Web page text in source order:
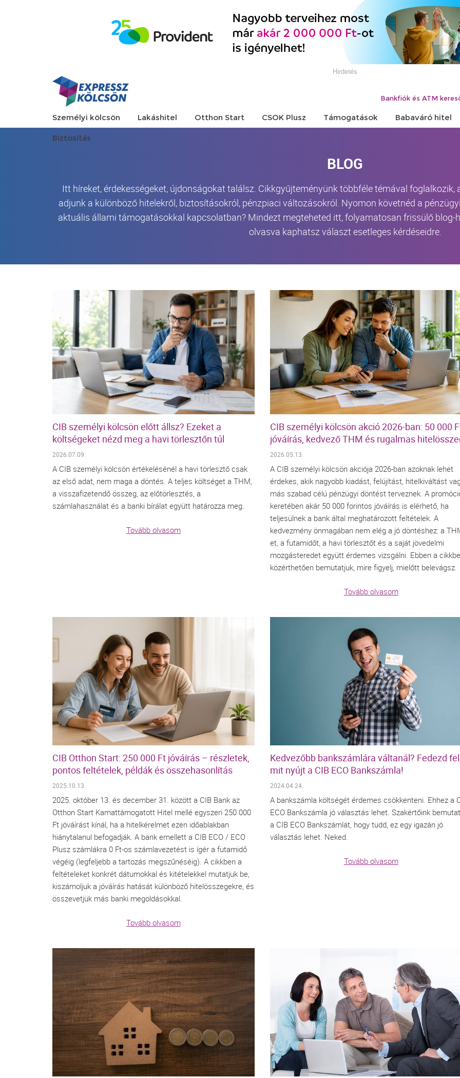
Hirdetés
Bankfiók és ATM
Személyi kölcsön Lakáshitel Otthon Start CSOK Plusz Támogatások Babaváró hitel
Biztosítás
BLOG
Itt híreket, érdekességeket, újdonságokat találsz. Cikkgyűjteményünk többféle témával
adjunk a különböző hitelekről, biztosításokról, pénzpiaci változásokról. Nyomon követnéd a
aktuális állami támogatásokkal kapcsolatban? Mindezt megteheted itt, folyamatosan frissülő
olvasva kaphatsz választ esetleges kérdéseidre.
CIB személyi kölcsön előtt állsz? Ezeket a
költségeket nézd meg a havi törlesztőn túl
2026.07.09.
A CIB személyi kölcsön értékelésénél a havi törlesztő csak
az első adat, nem maga a döntés. A teljes költséget a THM,
a visszafizetendő összeg, az előtörlesztés, a
számlahasználat és a banki bírálat együtt határozza meg.
Tovább olvasom
CIB személyi kölcsön akció 2026-ban: 50 000
jóváírás, kedvező THM és rugalmas
2026.05.13.
A CIB személyi kölcsön akciója 2026-ban azoknak lehet
érdekes, akik nagyobb kiadást, felújítást, hitelkiváltást
más szabad célú pénzügyi döntést terveznek. A
keretében akár 50 000 forintos jóváírás is elérhető, ha
teljesülnek a bank által meghatározott feltételek. A
kedvezmény önmagában nem elég a jó döntéshez: a
et, a futamidőt, a havi törlesztőt és a saját jövedelmi
mozgásteredet együtt érdemes vizsgálni. Ebben a
közérthetően bemutatjuk, mire figyelj, mielőtt belevágsz.
Tovább olvasom
CIB Otthon Start: 250 000 Ft jóváírás – részletek,
pontos feltételek, példák és összehasonlítás
2025.10.13.
2025. október 13. és december 31. között a CIB Bank az
Otthon Start Kamattámogatott Hitel mellé egyszeri 250 000
Ft jóváírást kínál, ha a hitelkérelmet ezen időablakban
hiánytalanul befogadják. A bank emellett a CIB ECO / ECO
Plusz számlákra 0 Ft-os számlavezetést is ígér a futamidő
végéig (legfeljebb a tartozás megszűnéséig). A cikkben a
feltételeket konkrét dátumokkal és kitételekkel mutatjuk be,
kiszámoljuk a jóváírás hatását különböző hitelösszegekre, és
összevetjük más banki megoldásokkal.
Tovább olvasom
Kedvezőbb bankszámlára váltanál? Fedezd
mit nyújt a CIB ECO Bankszámla!
2024.04.24.
A bankszámla költségét érdemes csökkenteni. Ehhez a
ECO Bankszámla jó választás lehet. Szakértőink
a CIB ECO Bankszámlát, hogy tudd, ez egy igazán jó
választás lehet. Neked.
Tovább olvasom